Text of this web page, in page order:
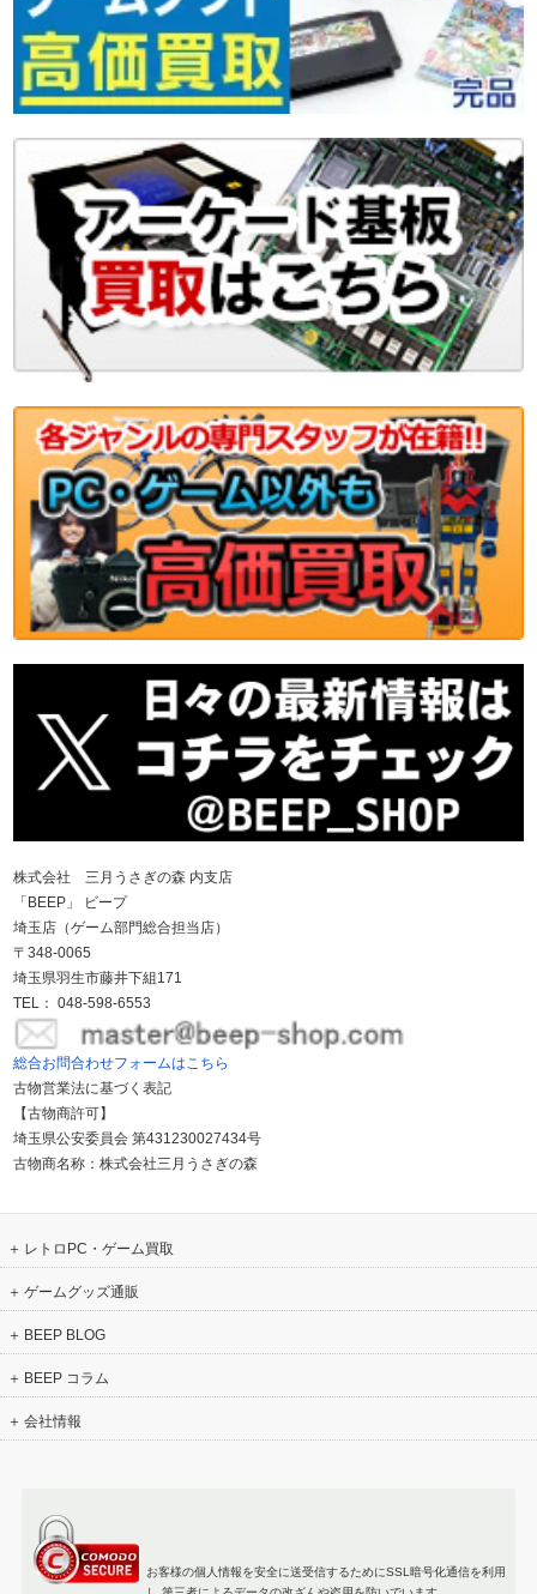
株式会社 三月うさぎの森 内支店
「BEEP」 ビープ
埼玉店（ゲーム部門総合担当店）
〒348-0065
埼玉県羽生市藤井下組171
TEL： 048-598-6553
総合お問合わせフォームはこちら
古物営業法に基づく表記
【古物商許可】
埼玉県公安委員会 第431230027434号
古物商名称：株式会社三月うさぎの森
レトロPC・ゲーム買取
ゲームグッズ通販
BEEP BLOG
BEEP コラム
会社情報
お客様の個人情報を安全に送受信するためにSSL暗号化通信を利用